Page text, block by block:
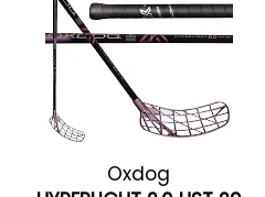
Oxdog